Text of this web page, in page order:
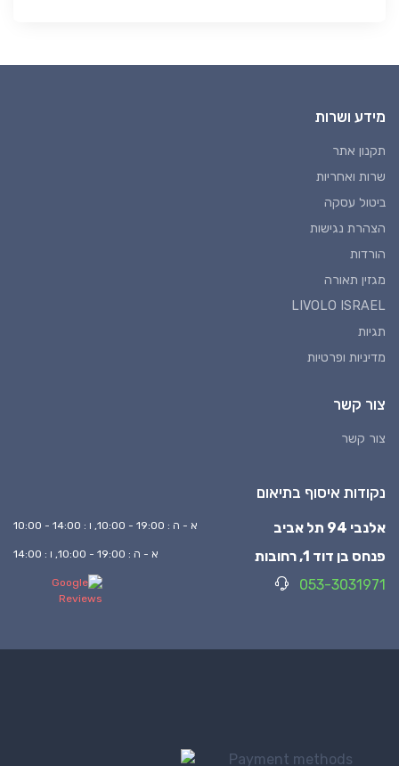
מידע ושרות
תקנון אתר
שרות ואחריות
ביטול עסקה
הצהרת נגישות
הורדות
מגזין תאורה
LIVOLO ISRAEL
תגיות
מדיניות ופרטיות
צור קשר
צור קשר
נקודות איסוף בתיאום
אלנבי 94 תל אביב א - ה : 19:00 - 10:00, ו : 14:00 - 10:00
פנחס בן דוד 1, רחובות א - ה : 19:00 - 10:00, ו : 14:00
053-3031971